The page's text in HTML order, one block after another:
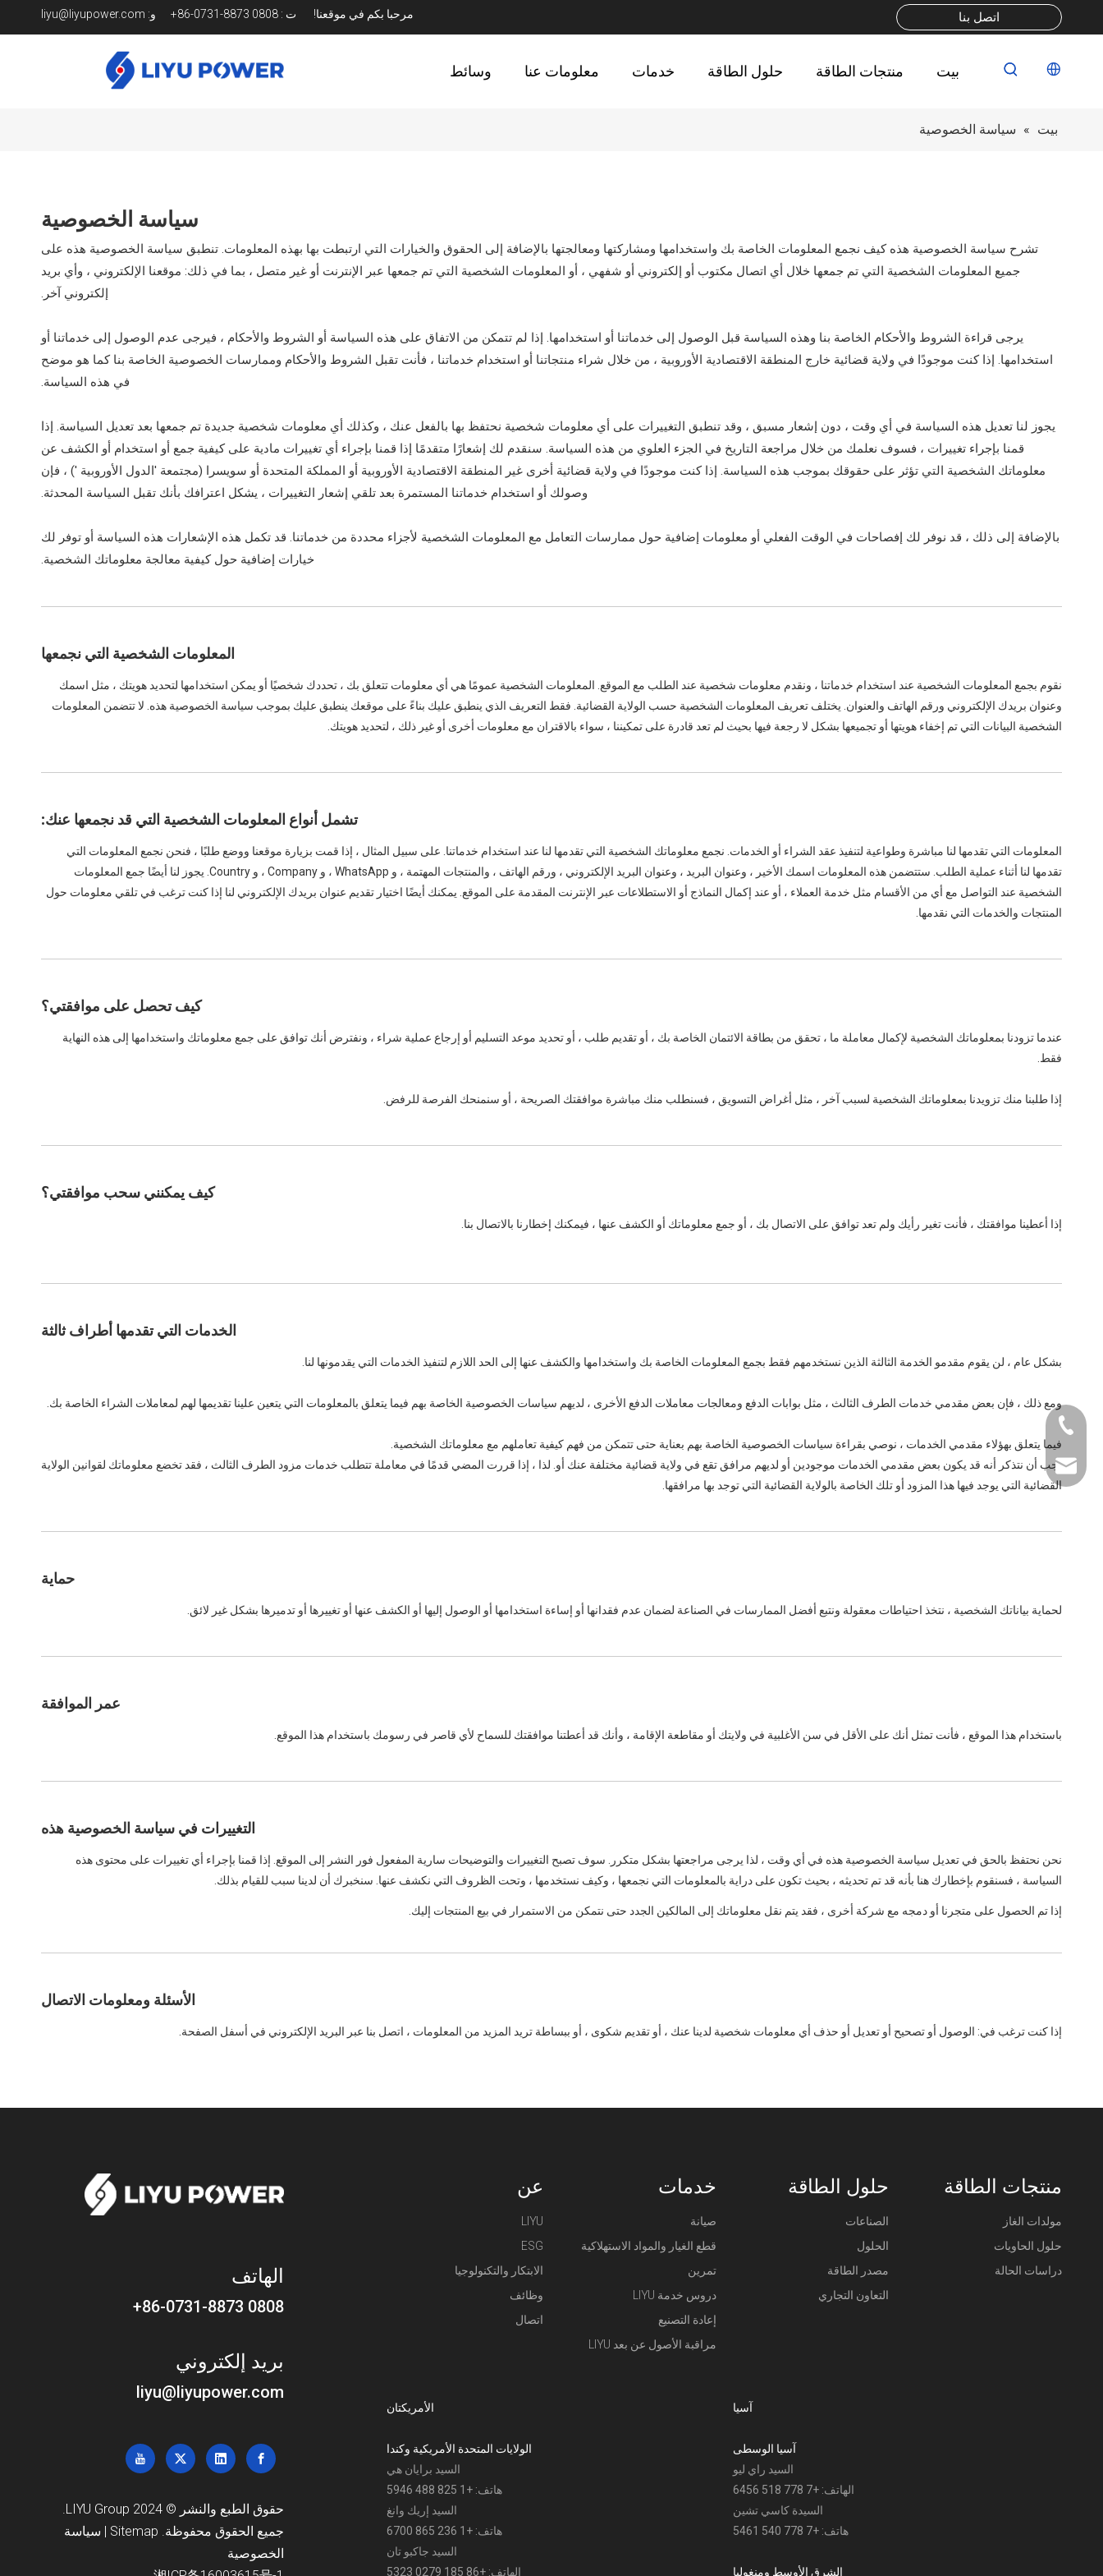
مرحبا بكم في موقعنا! ت : و: liyu@liyupower.com اتصل بنا
بيت منتجات الطاقة حلول الطاقة خدمات معلومات عنا وسائط
بيت » سياسة الخصوصية
سياسة الخصوصية
تشرح سياسة الخصوصية هذه كيف نجمع المعلومات الخاصة بك واستخدامها ومشاركتها ومعالجتها بالإضافة إلى الحقوق والخيارات التي ارتبطت بها بهذه المعلومات. تنطبق سياسة الخصوصية هذه على
جميع المعلومات الشخصية التي تم جمعها خلال أي اتصال مكتوب أو إلكتروني أو شفهي ، أو المعلومات الشخصية التي تم جمعها عبر الإنترنت أو غير متصل ، بما في ذلك: موقعنا الإلكتروني ، وأي بريد
إلكتروني آخر.
يرجى قراءة الشروط والأحكام الخاصة بنا وهذه السياسة قبل الوصول إلى خدماتنا أو استخدامها. إذا لم تتمكن من الاتفاق على هذه السياسة أو الشروط والأحكام ، فيرجى عدم الوصول إلى خدماتنا أو
استخدامها. إذا كنت موجودًا في ولاية قضائية خارج المنطقة الاقتصادية الأوروبية ، من خلال شراء منتجاتنا أو استخدام خدماتنا ، فأنت تقبل الشروط والأحكام وممارسات الخصوصية الخاصة بنا كما هو موضح
في هذه السياسة.
يجوز لنا تعديل هذه السياسة في أي وقت ، دون إشعار مسبق ، وقد تنطبق التغييرات على أي معلومات شخصية نحتفظ بها بالفعل عنك ، وكذلك أي معلومات شخصية جديدة تم جمعها بعد تعديل السياسة. إذا
قمنا بإجراء تغييرات ، فسوف نعلمك من خلال مراجعة التاريخ في الجزء العلوي من هذه السياسة. سنقدم لك إشعارًا متقدمًا إذا قمنا بإجراء أي تغييرات مادية على كيفية جمع أو استخدام أو الكشف عن
معلوماتك الشخصية التي تؤثر على حقوقك بموجب هذه السياسة. إذا كنت موجودًا في ولاية قضائية أخرى غير المنطقة الاقتصادية الأوروبية أو المملكة المتحدة أو سويسرا (مجتمعة 'الدول الأوروبية ') ، فإن
وصولك أو استخدام خدماتنا المستمرة بعد تلقي إشعار التغييرات ، يشكل اعترافك بأنك تقبل السياسة المحدثة.
بالإضافة إلى ذلك ، قد نوفر لك إفصاحات في الوقت الفعلي أو معلومات إضافية حول ممارسات التعامل مع المعلومات الشخصية لأجزاء محددة من خدماتنا. قد تكمل هذه الإشعارات هذه السياسة أو توفر لك
خيارات إضافية حول كيفية معالجة معلوماتك الشخصية.
المعلومات الشخصية التي نجمعها
نقوم بجمع المعلومات الشخصية عند استخدام خدماتنا ، ونقدم معلومات شخصية عند الطلب مع الموقع. المعلومات الشخصية عمومًا هي أي معلومات تتعلق بك ، تحددك شخصيًا أو يمكن استخدامها لتحديد هويتك ، مثل اسمك
وعنوان بريدك الإلكتروني ورقم الهاتف والعنوان. يختلف تعريف المعلومات الشخصية حسب الولاية القضائية. فقط التعريف الذي ينطبق عليك بناءً على موقعك ينطبق عليك بموجب سياسة الخصوصية هذه. لا تتضمن المعلومات
الشخصية البيانات التي تم إخفاء هويتها أو تجميعها بشكل لا رجعة فيها بحيث لم تعد قادرة على تمكيننا ، سواء بالاقتران مع معلومات أخرى أو غير ذلك ، لتحديد هويتك.
تشمل أنواع المعلومات الشخصية التي قد نجمعها عنك:
المعلومات التي تقدمها لنا مباشرة وطواعية لتنفيذ عقد الشراء أو الخدمات. نجمع معلوماتك الشخصية التي تقدمها لنا عند استخدام خدماتنا. على سبيل المثال ، إذا قمت بزيارة موقعنا ووضع طلبًا ، فنحن نجمع المعلومات التي
تقدمها لنا أثناء عملية الطلب. ستتضمن هذه المعلومات اسمك الأخير ، وعنوان البريد ، وعنوان البريد الإلكتروني ، ورقم الهاتف ، والمنتجات المهتمة ، و WhatsApp ، و Company ، و Country. يجوز لنا أيضًا جمع المعلومات
الشخصية عند التواصل مع أي من الأقسام مثل خدمة العملاء ، أو عند إكمال النماذج أو الاستطلاعات عبر الإنترنت المقدمة على الموقع. يمكنك أيضًا اختيار تقديم عنوان بريدك الإلكتروني لنا إذا كنت ترغب في تلقي معلومات حول
المنتجات والخدمات التي نقدمها.
كيف تحصل على موافقتي؟
عندما تزودنا بمعلوماتك الشخصية لإكمال معاملة ما ، تحقق من بطاقة الائتمان الخاصة بك ، أو تقديم طلب ، أو تحديد موعد التسليم أو إرجاع عملية شراء ، ونفترض أنك توافق على جمع معلوماتك واستخدامها إلى هذه النهاية
فقط.
إذا طلبنا منك تزويدنا بمعلوماتك الشخصية لسبب آخر ، مثل أغراض التسويق ، فسنطلب منك مباشرة موافقتك الصريحة ، أو سنمنحك الفرصة للرفض.
كيف يمكنني سحب موافقتي؟
إذا أعطينا موافقتك ، فأنت تغير رأيك ولم تعد توافق على الاتصال بك ، أو جمع معلوماتك أو الكشف عنها ، فيمكنك إخطارنا بالاتصال بنا.
الخدمات التي تقدمها أطراف ثالثة
بشكل عام ، لن يقوم مقدمو الخدمة الثالثة الذين نستخدمهم فقط بجمع المعلومات الخاصة بك واستخدامها والكشف عنها إلى الحد اللازم لتنفيذ الخدمات التي يقدمونها لنا.
ومع ذلك ، فإن بعض مقدمي خدمات الطرف الثالث ، مثل بوابات الدفع ومعالجات معاملات الدفع الأخرى ، لديهم سياسات الخصوصية الخاصة بهم فيما يتعلق بالمعلومات التي يتعين علينا تقديمها لهم لمعاملات الشراء الخاصة بك.
فيما يتعلق بهؤلاء مقدمي الخدمات ، نوصي بقراءة سياسات الخصوصية الخاصة بهم بعناية حتى تتمكن من فهم كيفية تعاملهم مع معلوماتك الشخصية.
يجب أن نتذكر أنه قد يكون بعض مقدمي الخدمات موجودين أو لديهم مرافق تقع في ولاية قضائية مختلفة عنك أو. لذا ، إذا قررت المضي قدمًا في معاملة تتطلب خدمات مزود الطرف الثالث ، فقد تخضع معلوماتك لقوانين الولاية
القضائية التي يوجد فيها هذا المزود أو تلك الخاصة بالولاية القضائية التي توجد بها مرافقها.
حماية
لحماية بياناتك الشخصية ، نتخذ احتياطات معقولة ونتبع أفضل الممارسات في الصناعة لضمان عدم فقدانها أو إساءة استخدامها أو الوصول إليها أو الكشف عنها أو تغييرها أو تدميرها بشكل غير لائق.
عمر الموافقة
باستخدام هذا الموقع ، فأنت تمثل أنك على الأقل في سن الأغلبية في ولايتك أو مقاطعة الإقامة ، وأنك قد أعطتنا موافقتك للسماح لأي قاصر في رسومك باستخدام هذا الموقع.
التغييرات في سياسة الخصوصية هذه
نحن نحتفظ بالحق في تعديل سياسة الخصوصية هذه في أي وقت ، لذا يرجى مراجعتها بشكل متكرر. سوف تصبح التغييرات والتوضيحات سارية المفعول فور النشر إلى الموقع. إذا قمنا بإجراء أي تغييرات على محتوى هذه
السياسة ، فسنقوم بإخطارك هنا بأنه قد تم تحديثه ، بحيث تكون على دراية بالمعلومات التي نجمعها ، وكيف نستخدمها ، وتحت الظروف التي نكشف عنها. سنخبرك أن لدينا سبب للقيام بذلك.
إذا تم الحصول على متجرنا أو دمجه مع شركة أخرى ، فقد يتم نقل معلوماتك إلى المالكين الجدد حتى نتمكن من الاستمرار في بيع المنتجات إليك.
الأسئلة ومعلومات الاتصال
إذا كنت ترغب في: الوصول أو تصحيح أو تعديل أو حذف أي معلومات شخصية لدينا عنك ، أو تقديم شكوى ، أو ببساطة تريد المزيد من المعلومات ، اتصل بنا عبر البريد الإلكتروني في أسفل الصفحة.
الهاتف
0808 86-0731-8873+
بريد إلكتروني
liyu@liyupower.com
+86-0731-8873
حقوق الطبع والنشر © 2024 LIYU Group.
جميع الحقوق محفوظة. Sitemap
سياسة
الخصوصية
منتجات الطاقة
مولدات الغاز
حلول الحاويات
دراسات الحالة
حلول الطاقة
الصناعات
الحلول
مصدر الطاقة
التعاون التجاري
خدمات
صيانة
قطع الغيار والمواد الاستهلاكية
تمرين
دروس خدمة LIYU
إعادة التصنيع
مراقبة الأصول عن بعد LIYU
عن
LIYU
ESG
الابتكار والتكنولوجيا
وظائف
اتصال
آسيا
آسيا الوسطى
السيد راي ليو
الهاتف: +7 778 518 6456
السيدة كاسي تشين
هاتف: +7 778 540 5461
الشرق الأوسط ومنغوليا
الأمريكتان
الولايات المتحدة الأمريكية وكندا
السيد برايان هي
هاتف: +1 825 488 5946
السيد إريك وانغ
هاتف: +1 236 865 6700
السيد جاكبو تان
الهاتف: +86 185 0279 5323